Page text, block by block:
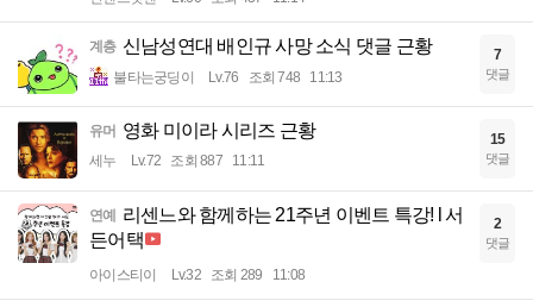
계층 신남성연대 배인규 사망 소식 댓글 근황
불타는궁딩이 Lv.76 조회 748 11:13
7
댓글
유머 영화 미이라 시리즈 근황
세누 Lv.72 조회 887 11:11
15
댓글
연예
리센느와 함께하는 21주년 이벤트 특강! l 서
든어택
아이스티이 Lv.32 조회 289 11:08
2
댓글